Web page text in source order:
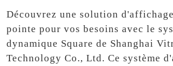
Découvrez une solution
pointe pour vos besoins avec le
dynamique Square de Shanghai
Technology Co., Ltd. Ce système